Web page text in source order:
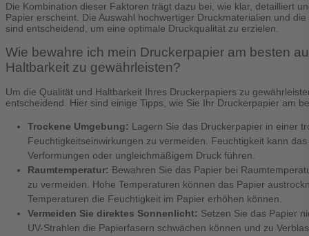
Die Kombination dieser Faktoren trägt dazu bei, wie klar, detailliert
Papier erscheint. Die Auswahl hochwertiger Druckmaterialien und
sind entscheidend, um eine optimale Druckqualität zu erzielen.
Wie bewahre ich mein Druckerpapier am besten
Haltbarkeit zu gewährleisten?
Um die Qualität und Haltbarkeit Ihres Druckerpapiers zu
entscheidend. Hier sind einige Tipps, wie Sie Ihr Druckerpapier am
Trockene Umgebung: Lagern Sie das Druckerpapier in einer
Feuchtigkeitseinwirkungen zu vermeiden. Feuchtigkeit kann
Verformungen oder ungleichmäßigem Druck führen.
Raumtemperatur: Bewahren Sie das Papier bei
zu vermeiden. Hohe Temperaturen können das Papier
Temperaturen die Feuchtigkeit im Papier erhöhen können.
Vermeiden Sie direktes Sonnenlicht: Setzen Sie das Papier
UV-Strahlen die Papierfasern schwächen können und zu